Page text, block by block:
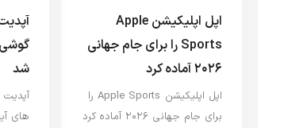
اپل اپلیکیشن Apple
Sports را برای جام جهانی
۲۰۲۶ آماده کرد
اپل اپلیکیشن Apple Sports را
برای جام جهانی ۲۰۲۶ آماده کرد
شد
های